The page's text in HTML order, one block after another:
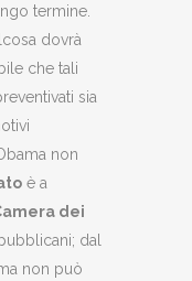
termine.
dovrà
che tali
sia
non
è a
dei
dal
non può